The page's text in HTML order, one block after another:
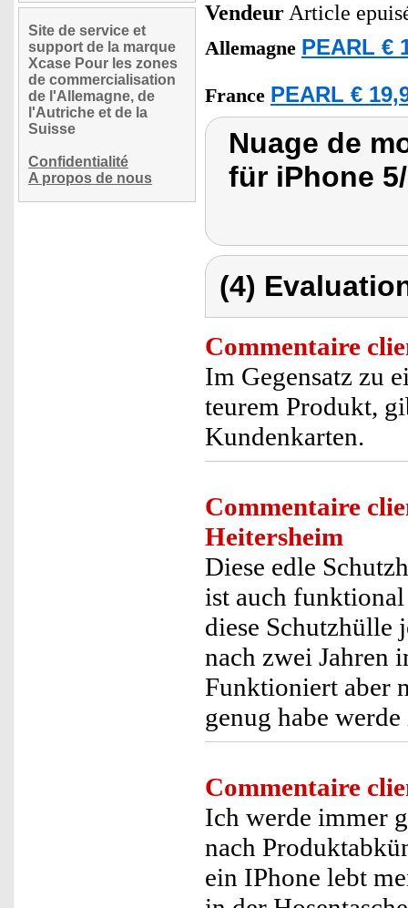
Site de service et
support de la marque
Xcase Pour les zones
de commercialisation
de l'Allemagne, de
l'Autriche et de la
Suisse
Confidentialité
A propos de nous
Vendeur Article
Allemagne PEARL €
France PEARL €
Nuage de
für iPhone
(4)
Commentaire
Im Gegensatz zu
teurem Produkt,
Kundenkarten.
Commentaire
Heitersheim
Diese edle
ist auch
diese Schutzhülle
nach zwei Jahren
Funktioniert aber
genug habe
Commentaire
Ich werde immer
nach
ein IPhone lebt